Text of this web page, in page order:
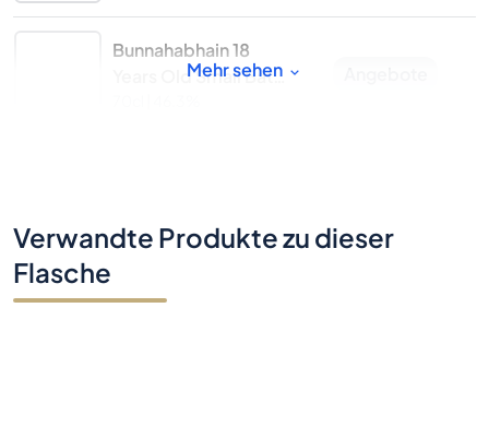
Bunnahabhain 18
Years Old Small Batch
Mehr sehen
Verwandte Produkte zu dieser
Flasche